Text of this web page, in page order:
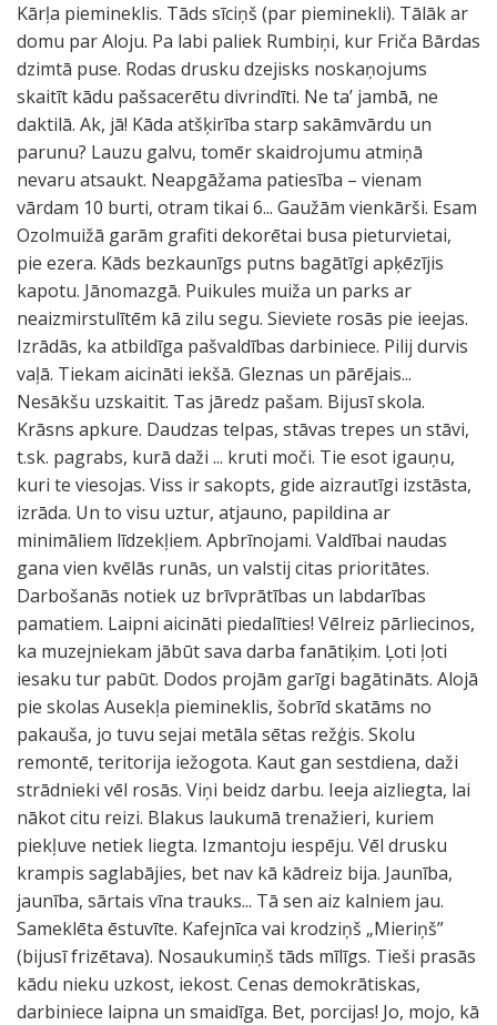
Kārļa piemineklis. Tāds sīciņš (par pieminekli). Tālāk ar
domu par Aloju. Pa labi paliek Rumbiņi, kur Friča Bārdas
dzimtā puse. Rodas drusku dzejisks noskaņojums
skaitīt kādu pašsacerētu divrindīti. Ne ta’ jambā, ne
daktilā. Ak, jā! Kāda atšķirība starp sakāmvārdu un
parunu? Lauzu galvu, tomēr skaidrojumu atmiņā
nevaru atsaukt. Neapgāžama patiesība – vienam
vārdam 10 burti, otram tikai 6... Gaužām vienkārši. Esam
Ozolmuižā garām grafiti dekorētai busa pieturvietai,
pie ezera. Kāds bezkaunīgs putns bagātīgi apķēzījis
kapotu. Jānomazgā. Puikules muiža un parks ar
neaizmirstulītēm kā zilu segu. Sieviete rosās pie ieejas.
Izrādās, ka atbildīga pašvaldības darbiniece. Pilij durvis
vaļā. Tiekam aicināti iekšā. Gleznas un pārējais...
Nesākšu uzskaitit. Tas jāredz pašam. Bijusī skola.
Krāsns apkure. Daudzas telpas, stāvas trepes un stāvi,
t.sk. pagrabs, kurā daži ... kruti moči. Tie esot igauņu,
kuri te viesojas. Viss ir sakopts, gide aizrautīgi izstāsta,
izrāda. Un to visu uztur, atjauno, papildina ar
minimāliem līdzekļiem. Apbrīnojami. Valdībai naudas
gana vien kvēlās runās, un valstij citas prioritātes.
Darbošanās notiek uz brīvprātības un labdarības
pamatiem. Laipni aicināti piedalīties! Vēlreiz pārliecinos,
ka muzejniekam jābūt sava darba fanātiķim. Ļoti ļoti
iesaku tur pabūt. Dodos projām garīgi bagātināts. Alojā
pie skolas Ausekļa piemineklis, šobrīd skatāms no
pakauša, jo tuvu sejai metāla sētas režģis. Skolu
remontē, teritorija iežogota. Kaut gan sestdiena, daži
strādnieki vēl rosās. Viņi beidz darbu. Ieeja aizliegta, lai
nākot citu reizi. Blakus laukumā trenažieri, kuriem
piekļuve netiek liegta. Izmantoju iespēju. Vēl drusku
krampis saglabājies, bet nav kā kādreiz bija. Jaunība,
jaunība, sārtais vīna trauks... Tā sen aiz kalniem jau.
Sameklēta ēstuvīte. Kafejnīca vai krodziņš „Mieriņš”
(bijusī frizētava). Nosaukumiņš tāds mīlīgs. Tieši prasās
kādu nieku uzkost, iekost. Cenas demokrātiskas,
darbiniece laipna un smaidīga. Bet, porcijas! Jo, mojo, kā